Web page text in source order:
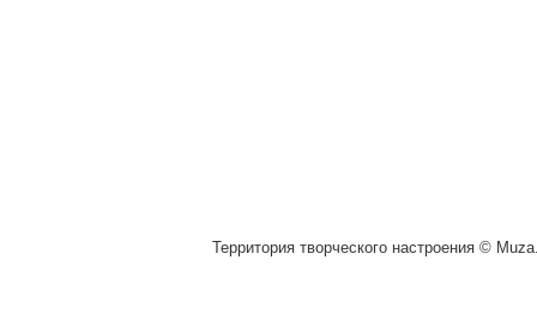
Территория творческого настроения ©